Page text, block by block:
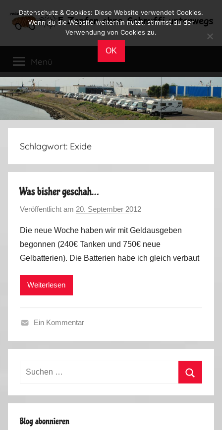
Inhalt
Reiseblog
Leben
im
Wohnmobil
Menü
Schlagwort: Exide
Was bisher geschah…
Veröffentlicht am 20. September 2012
n
M
a
Die neue Woche haben wir mit Geldausgeben
begonnen (240€ Tanken und 750€ neue
Gelbatterien). Die Batterien habe ich gleich verbaut
Weiterlesen
e
0
Ein Kommentar
Suchen
Blog abonnieren
Datenschutz & Cookies: Diese Website verwendet Cookies.
Wenn du die Website weiterhin nutzt, stimmst du der
Verwendung von Cookies zu.
OK